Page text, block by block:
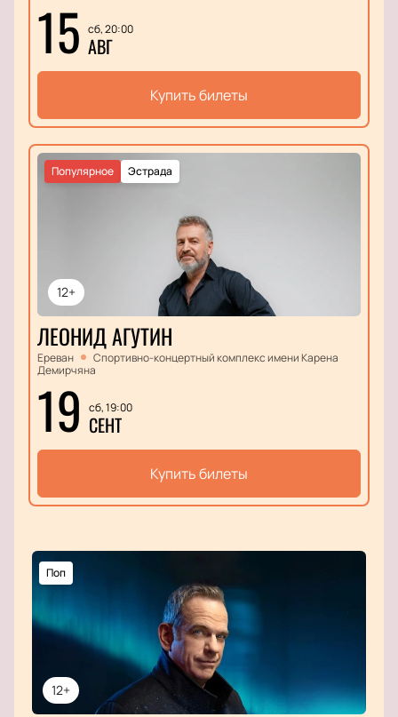
15 сб, 20:00
АВГ
Купить билеты
12+
Эстрада
Популярное
ЛЕОНИД АГУТИН
Ереван
Спортивно-концертный комплекс имени Карена
Демирчяна
19 сб, 19:00
СЕНТ
Купить билеты
12+
Поп